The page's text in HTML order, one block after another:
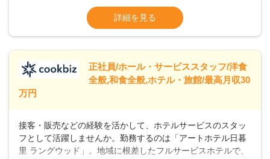
よ♪あなたも、無理なくステップアップできる環境で、少しず
つ成長していきませんか？
ます・東日本エリア：月給21万4000～27万
※経験・スキルを考慮の上、決定します。
※別途、残業代および各種手当あり
※試用期間なし
■店長職： ・西日本／月給26万7500円
詳細を見る
正社員/ホール・サービススタッフ/洋食
全般,和食全般,ホテル・旅館/最高月収30
万円
接客・販売などの経験を活かして、ホテルサービスのスタッ
フとして活躍しませんか。勤務するのは「アートホテル日暮
里 ラングウッド」。地域に根差したフルサービスホテルで、